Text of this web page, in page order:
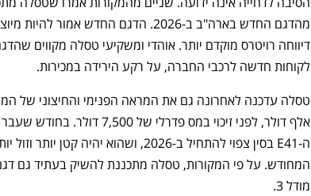
לקוחות חדשה לרכבי החברה, על רקע הירידה במכירות.
מודל 3.